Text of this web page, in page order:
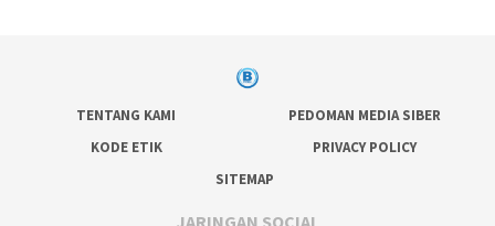
TENTANG KAMI
PEDOMAN MEDIA SIBER
KODE ETIK
PRIVACY POLICY
SITEMAP